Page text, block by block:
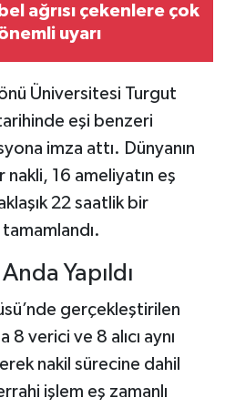
bel ağrısı çekenlere çok
uyarı
Üniversitesi Turgut
eşi benzeri
imza attı. Dünyanın
16 ameliyatın eş
22 saatlik bir
Yapıldı
gerçekleştirilen
verici ve 8 alıcı aynı
nakil sürecine dahil
işlem eş zamanlı